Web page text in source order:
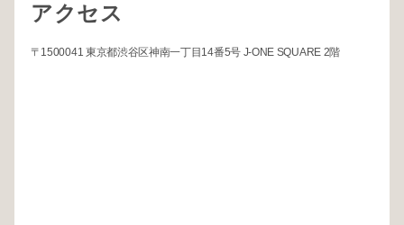
アクセス
〒1500041 東京都渋谷区神南一丁目14番5号 J-ONE SQUARE 2階